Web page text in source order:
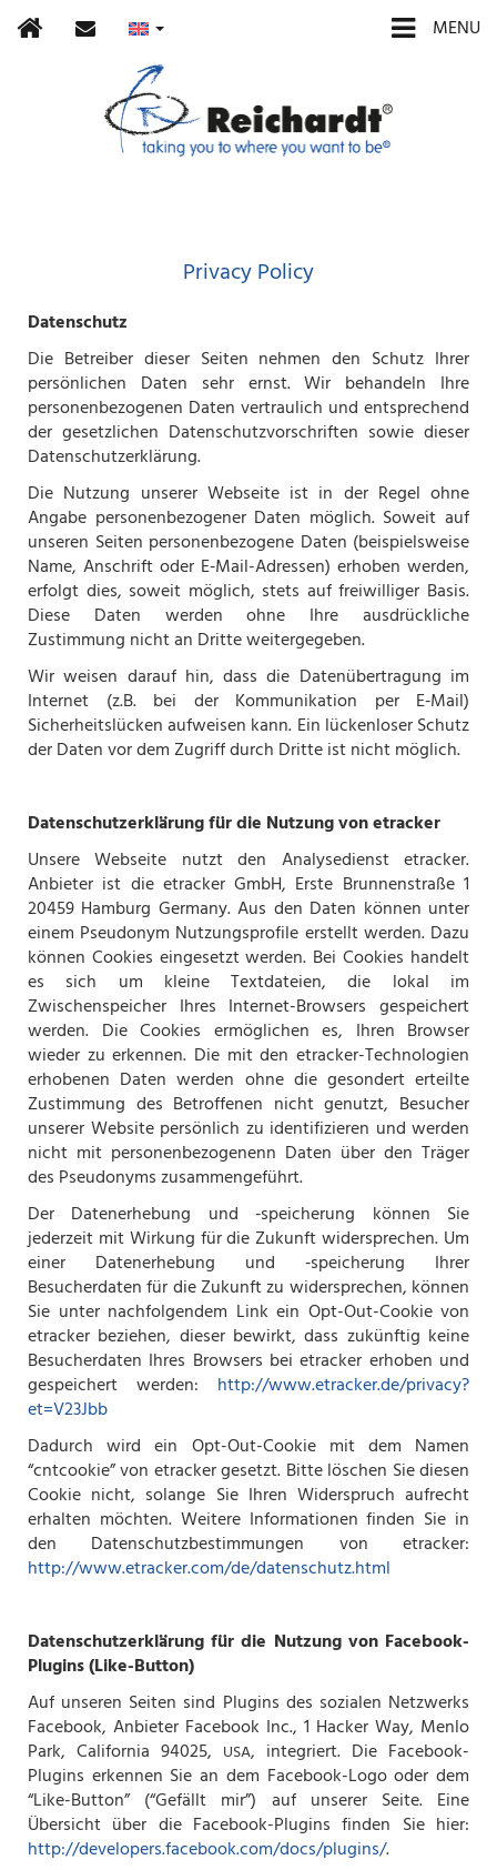
MENU
Home contact
Privacy Policy
Datenschutz
Die Betreiber dieser Seiten nehmen den Schutz Ihrer
persönlichen Daten sehr ernst. Wir behandeln Ihre
personenbezogenen Daten vertraulich und entsprechend
der gesetzlichen Datenschutzvorschriften sowie dieser
Datenschutzerklärung.
Die Nutzung unserer Webseite ist in der Regel ohne
Angabe personenbezogener Daten möglich. Soweit auf
unseren Seiten personenbezogene Daten (beispielsweise
Name, Anschrift oder E‑Mail-Adressen) erhoben werden,
erfolgt dies, soweit möglich, stets auf freiwilliger Basis.
Diese Daten werden ohne Ihre ausdrückliche
Zustimmung nicht an Dritte weitergegeben.
Wir weisen darauf hin, dass die Datenübertragung im
Internet (z.B. bei der Kommunikation per E‑Mail)
Sicherheitslücken aufweisen kann. Ein lückenloser Schutz
der Daten vor dem Zugriff durch Dritte ist nicht möglich.
Datenschutzerklärung für die Nutzung von etracker
Unsere Webseite nutzt den Analysedienst etracker.
Anbieter ist die etracker GmbH, Erste Brunnenstraße 1
20459 Hamburg Germany. Aus den Daten können unter
einem Pseudonym Nutzungsprofile erstellt werden. Dazu
können Cookies eingesetzt werden. Bei Cookies handelt
es sich um kleine Textdateien, die lokal im
Zwischenspeicher Ihres Internet-Browsers gespeichert
werden. Die Cookies ermöglichen es, Ihren Browser
wieder zu erkennen. Die mit den etracker-Technologien
erhobenen Daten werden ohne die gesondert erteilte
Zustimmung des Betroffenen nicht genutzt, Besucher
unserer Website persönlich zu identifizieren und werden
nicht mit personenbezogenenn Daten über den Träger
des Pseudonyms zusammengeführt.
Der Datenerhebung und ‑speicherung können Sie
jederzeit mit Wirkung für die Zukunft widersprechen. Um
einer Datenerhebung und ‑speicherung Ihrer
Besucherdaten für die Zukunft zu widersprechen, können
Sie unter nachfolgendem Link ein Opt-Out-Cookie von
etracker beziehen, dieser bewirkt, dass zukünftig keine
Besucherdaten Ihres Browsers bei etracker erhoben und
gespeichert werden: http://www.etracker.de/privacy?
et=V23Jbb
Dadurch wird ein Opt-Out-Cookie mit dem Namen
“cntcookie” von etracker gesetzt. Bitte löschen Sie diesen
Cookie nicht, solange Sie Ihren Widerspruch aufrecht
erhalten möchten. Weitere Informationen finden Sie in
den Datenschutzbestimmungen von etracker:
http://www.etracker.com/de/datenschutz.html
Datenschutzerklärung für die Nutzung von Facebook-
Plugins (Like-Button)
Auf unseren Seiten sind Plugins des sozialen Netzwerks
Facebook, Anbieter Facebook Inc., 1 Hacker Way, Menlo
Park, California 94025, USA, integriert. Die Facebook-
Plugins erkennen Sie an dem Facebook-Logo oder dem
“Like-Button” (“Gefällt mir”) auf unserer Seite. Eine
Übersicht über die Facebook-Plugins finden Sie hier:
http://developers.facebook.com/docs/plugins/.